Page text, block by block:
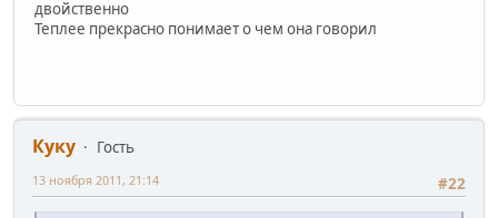
двойственно
Теплее прекрасно понимает о чем она говорил
Куку
Гость
#22
13 ноября 2011, 21:14